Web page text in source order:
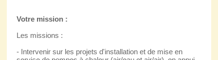
Votre mission :
Les missions :
- Intervenir sur les projets d'installation et de mise en